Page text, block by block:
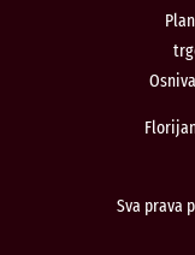
Sva prava